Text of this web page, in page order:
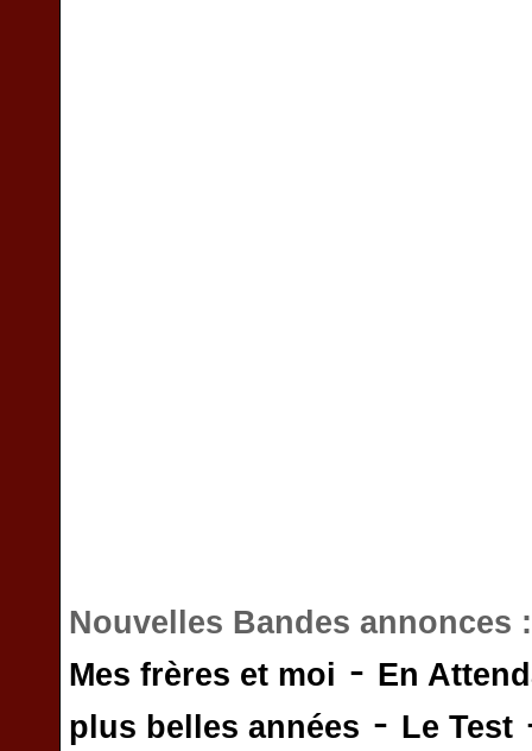
Nouvelles Bandes annonces
Mes frères et moi - En
plus belles années - Le Test